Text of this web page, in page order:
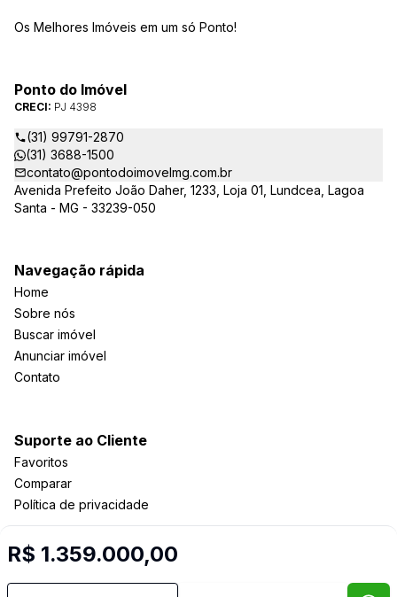
R$ 1.359.000,00
Os Melhores Imóveis em um só Ponto!
Ponto do Imóvel
CRECI: PJ 4398
(31) 99791-2870
(31) 3688-1500
contato@pontodoimovelmg.com.br
Avenida Prefeito João Daher, 1233, Loja 01, Lundcea, Lagoa
Santa - MG - 33239-050
Navegação rápida
Home
Sobre nós
Buscar imóvel
Anunciar imóvel
Contato
Suporte ao Cliente
Favoritos
Comparar
Política de privacidade
Selo de Tecnologia Loft